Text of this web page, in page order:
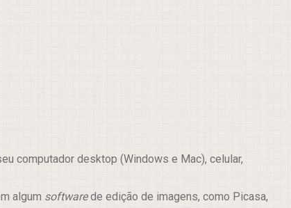
computador desktop (Windows e Mac), celular,
algum softwarede edição de imagens, como Picasa,